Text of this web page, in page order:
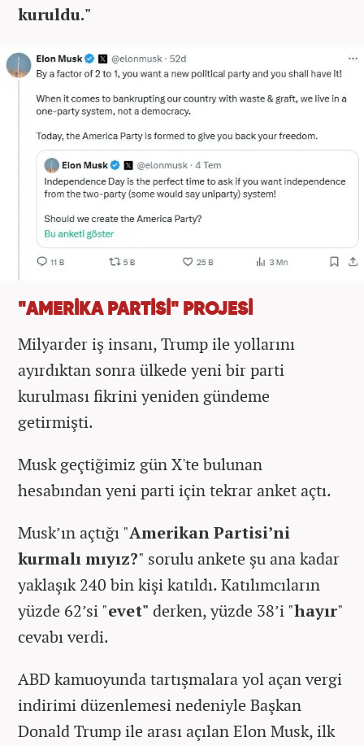
kuruldu."
"AMERİKA PARTİSİ" PROJESİ
Milyarder iş insanı, Trump ile yollarını
ayırdıktan sonra ülkede yeni bir parti
kurulması fikrini yeniden gündeme
getirmişti.
Musk geçtiğimiz gün X'te bulunan
hesabından yeni parti için tekrar anket açtı.
Musk’ın açtığı "Amerikan Partisi’ni
kurmalı mıyız?" sorulu ankete şu ana kadar
yaklaşık 240 bin kişi katıldı. Katılımcıların
yüzde 62’si "evet" derken, yüzde 38’i "hayır"
cevabı verdi.
ABD kamuoyunda tartışmalara yol açan vergi
indirimi düzenlemesi nedeniyle Başkan
Donald Trump ile arası açılan Elon Musk, ilk